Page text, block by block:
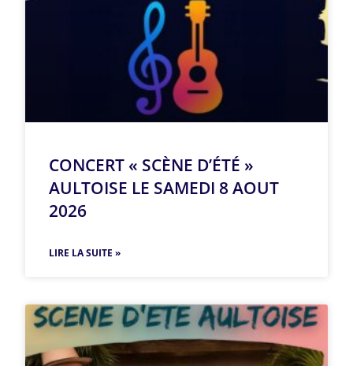
CONCERT « SCÈNE D’ÉTÉ »
AULTOISE LE SAMEDI 8 AOUT
2026
LIRE LA SUITE »